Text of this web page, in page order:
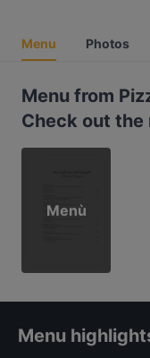
Menu Photos
Menu from
Check out the
Menù
Menu